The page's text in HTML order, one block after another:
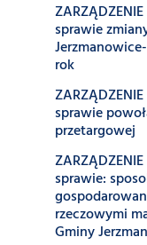
sprawie
rok
sprawie
przetargowej
sprawie:
rzeczowymi
Gminy